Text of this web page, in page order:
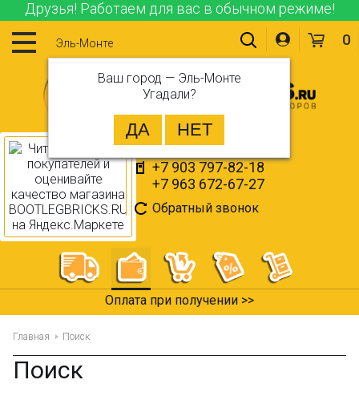
Друзья! Работаем для вас в обычном режиме!
Эль-Монте
Ваш город — Эль-Монте
Угадали?
+7 903 797-82-18
+7 963 672-67-27
Обратный звонок
0
Оплата при получении >>
Главная Поиск
Поиск